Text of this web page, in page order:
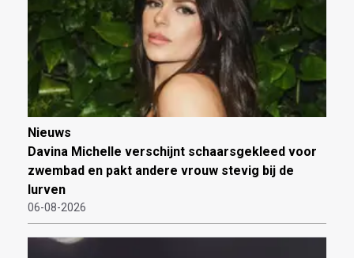
Nieuws
Davina Michelle verschijnt schaarsgekleed voor
zwembad en pakt andere vrouw stevig bij de
lurven
06-08-2026